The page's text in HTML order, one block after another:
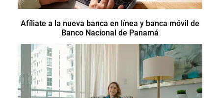
Afíliate a la nueva banca en línea y banca móvil de
Banco Nacional de Panamá